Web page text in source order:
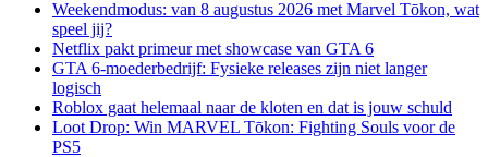
Weekendmodus: van 8 augustus 2026 met Marvel Tōkon, wat
speel jij?
Netflix pakt primeur met showcase van GTA 6
GTA 6-moederbedrijf: Fysieke releases zijn niet langer
logisch
Roblox gaat helemaal naar de kloten en dat is jouw schuld
Loot Drop: Win MARVEL Tōkon: Fighting Souls voor de
PS5